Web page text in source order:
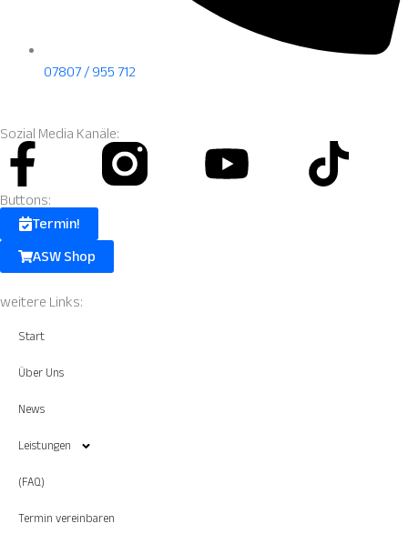
07807 / 955 712
Sozial Media Kanäle:
Facebook-
f
Instagram
Youtube
Buttons:
Termin!
ASW Shop
weitere Links:
Start
Über Uns
News
Leistungen
(FAQ)
Termin vereinbaren